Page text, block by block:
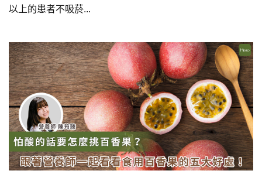
以上的患者不吸菸...